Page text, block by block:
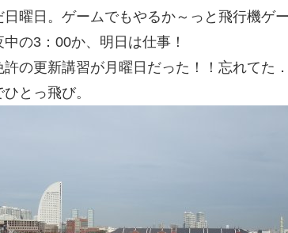
曜日。ゲームでもやるか～っと飛行機ゲ
の3：00か、明日は仕事！
許の更新講習が月曜日だった！！忘れてた
とっ飛び。